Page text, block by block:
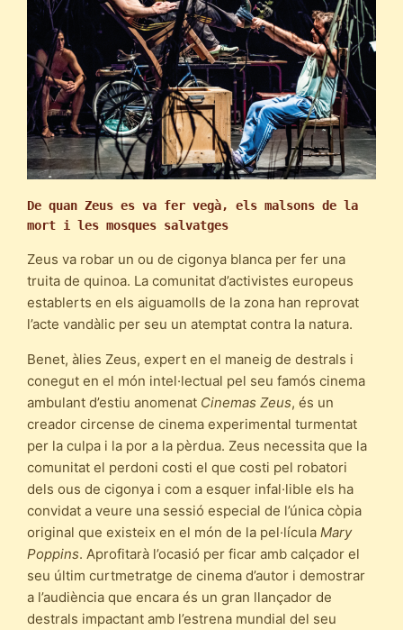
De quan Zeus es va fer vegà, els malsons de la
mort i les mosques salvatges
Zeus va robar un ou de cigonya blanca per fer una
truita de quinoa. La comunitat d’activistes europeus
establerts en els aiguamolls de la zona han reprovat
l’acte vandàlic per seu un atemptat contra la natura.
Benet, àlies Zeus, expert en el maneig de destrals i
conegut en el món intel·lectual pel seu famós cinema
ambulant d’estiu anomenat Cinemas Zeus, és un
creador circense de cinema experimental turmentat
per la culpa i la por a la pèrdua. Zeus necessita que la
comunitat el perdoni costi el que costi pel robatori
dels ous de cigonya i com a esquer infal·lible els ha
convidat a veure una sessió especial de l’única còpia
original que existeix en el món de la pel·lículaMary
Poppins. Aprofitarà l’ocasió per ficar amb calçador el
seu últim curtmetratge de cinema d’autor i demostrar
a l’audiència que encara és un gran llançador de
destrals impactant amb l’estrena mundial del seu